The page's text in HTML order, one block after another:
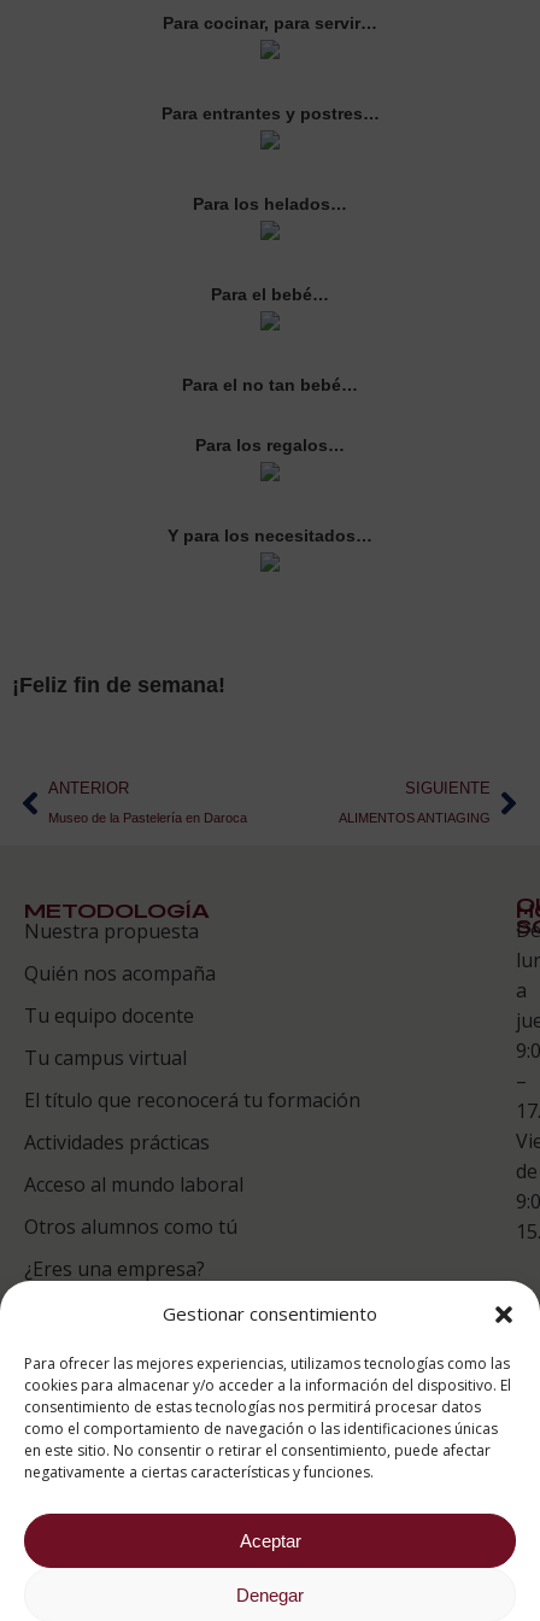
Gestionar consentimiento
Para ofrecer las mejores experiencias, utilizamos tecnologías como las
cookies para almacenar y/o acceder a la información del dispositivo. El
consentimiento de estas tecnologías nos permitirá procesar datos
como el comportamiento de navegación o las identificaciones únicas
en este sitio. No consentir o retirar el consentimiento, puede afectar
negativamente a ciertas características y funciones.
Aceptar
Denegar
Para cocinar, para servir…
Para entrantes y postres…
Para los helados…
Para el bebé…
Para el no tan bebé…
Para los regalos…
Y para los necesitados…
¡Feliz fin de semana!
ANTERIOR
Museo de la Pastelería en Daroca
SIGUIENTE
ALIMENTOS ANTIAGING
METODOLOGÍA
Nuestra propuesta
Quién nos acompaña
Tu equipo docente
Tu campus virtual
El título que reconocerá tu formación
Actividades prácticas
Acceso al mundo laboral
Otros alumnos como tú
¿Eres una empresa?
Te
De
a
–
de
puntuación para ESAH
9.4/10
basado en1331
Valoraciones soportado por
eKomi
2026 ® Estudios Superiores Abiertos de Hostelería